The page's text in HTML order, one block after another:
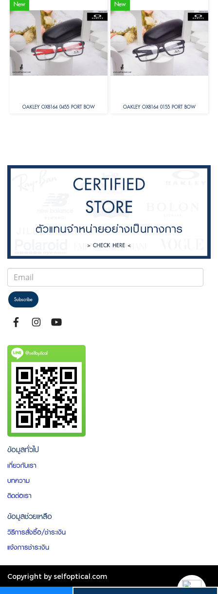
New
OAKLEY OX8164 0455 PORT BOW
New
OAKLEY OX8164 0155 PORT BOW
Subscribe
@selfoptical
ข้อมูลทั่วไป
เกี่ยวกับเรา
บทความ
ติดต่อเรา
ข้อมูลช่วยเหลือ
วิธีการสั่งซื้อ/ชำระเงิน
แจ้งการชำระเงิน
Copyright by selfoptical.com